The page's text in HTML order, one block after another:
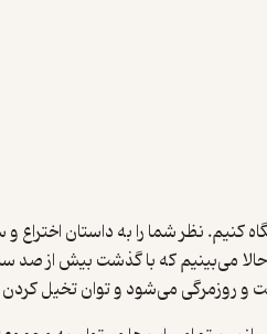
نظر شما را به داستان اختراع
می‌بینیم که با گذشت بیش از صد
روزمرگی می‌شود و توان تخیل کردن